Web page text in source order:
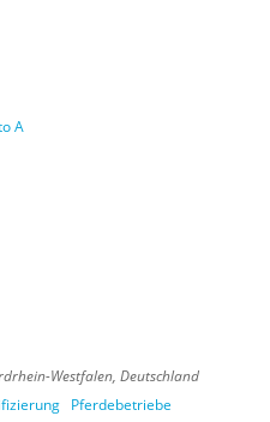
A
Westfalen, Deutschland
Pferdebetriebe